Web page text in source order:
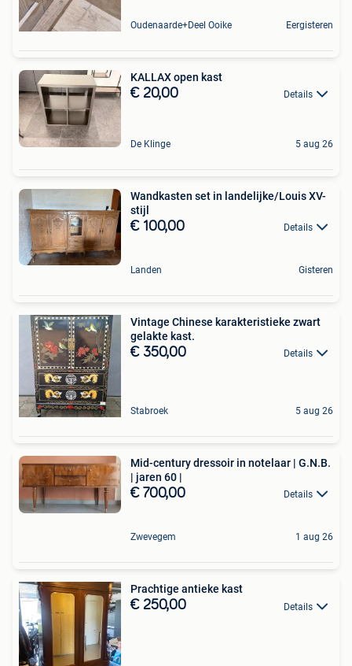
Oudenaarde+Deel Ooike Eergisteren
KALLAX open kast
€ 20,00 Details
De Klinge 5 aug 26
Wandkasten set in landelijke/Louis XV-
stijl
€ 100,00 Details
Landen Gisteren
Vintage Chinese karakteristieke zwart
gelakte kast.
€ 350,00 Details
Stabroek 5 aug 26
Mid-century dressoir in notelaar | G.N.B.
| jaren 60 |
€ 700,00 Details
Zwevegem 1 aug 26
Prachtige antieke kast
€ 250,00 Details